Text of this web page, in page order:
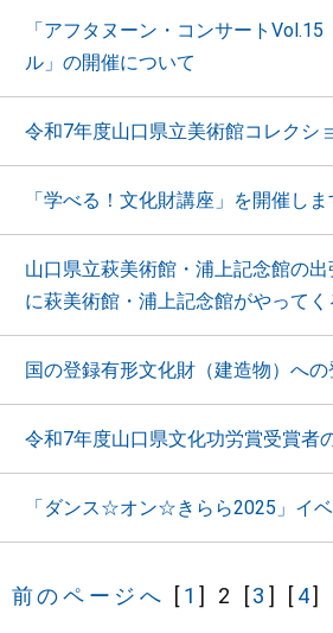
「アフタヌーン・コンサート
ル」の開催について
令和7年度山口県立美術館コレク
「学べる！文化財講座」を開催しま
山口県立萩美術館・浦上記念館の
に萩美術館・浦上記念館がやってく
国の登録有形文化財（建造物）への
令和7年度山口県文化功労賞受賞者
「ダンス☆オン☆きらら2025」イ
前のページへ [ 1] 2 [3 ] [ 4]